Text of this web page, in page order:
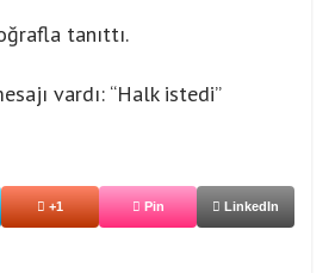
tanıttı.
vardı: “Halk istedi”
+1 Pin LinkedIn